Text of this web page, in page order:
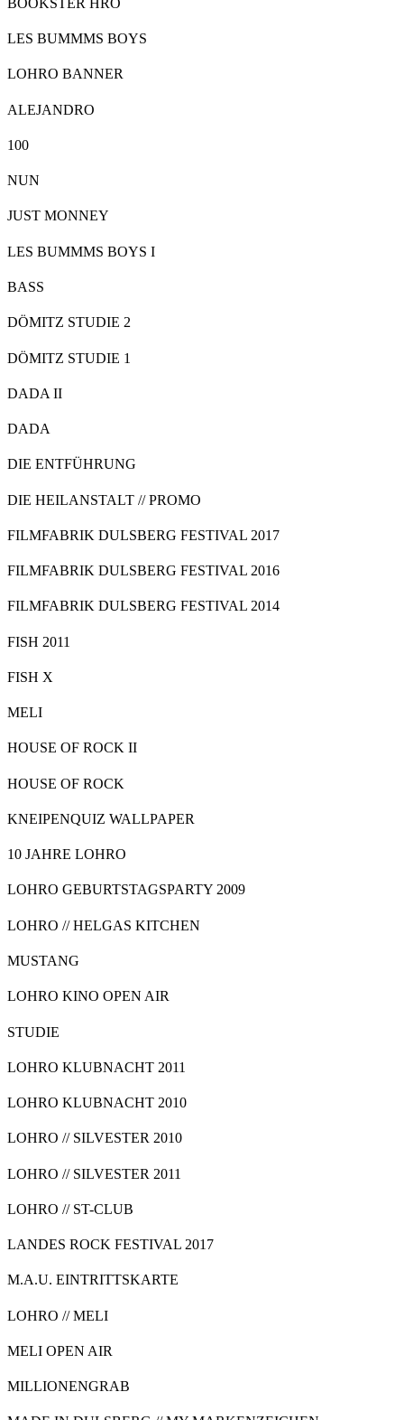
LES BUMMMS BOYS
LOHRO BANNER
ALEJANDRO
100
NUN
JUST MONNEY
LES BUMMMS BOYS I
BASS
DÖMITZ STUDIE 2
DÖMITZ STUDIE 1
DADA II
DADA
DIE ENTFÜHRUNG
DIE HEILANSTALT // PROMO
FILMFABRIK DULSBERG FESTIVAL 2017
FILMFABRIK DULSBERG FESTIVAL 2016
FILMFABRIK DULSBERG FESTIVAL 2014
FISH 2011
FISH X
MELI
HOUSE OF ROCK II
HOUSE OF ROCK
KNEIPENQUIZ WALLPAPER
10 JAHRE LOHRO
LOHRO GEBURTSTAGSPARTY 2009
LOHRO // HELGAS KITCHEN
MUSTANG
LOHRO KINO OPEN AIR
STUDIE
LOHRO KLUBNACHT 2011
LOHRO KLUBNACHT 2010
LOHRO // SILVESTER 2010
LOHRO // SILVESTER 2011
LOHRO // ST-CLUB
LANDES ROCK FESTIVAL 2017
M.A.U. EINTRITTSKARTE
LOHRO // MELI
MELI OPEN AIR
MILLIONENGRAB